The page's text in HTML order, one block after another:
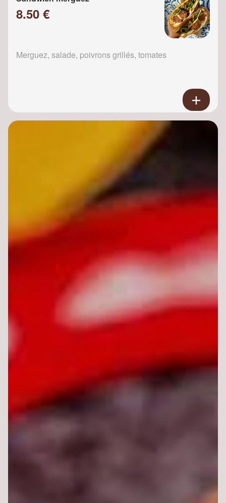
8.50 €
Merguez, salade, poivrons grillés, tomates